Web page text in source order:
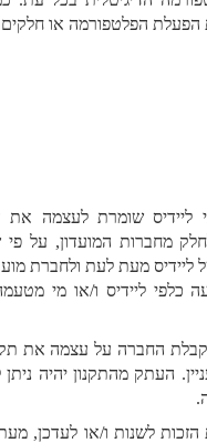
ליידיס רשאית להפסיק את הפעלת הפלטפורמה או חלקים ממנה
ידוע לחברות המועדון כי ליידיס שומרת לעצמה את הזכות
להעניק הטבות נוספות לחלק מחברות המועדון, על פי שיקול
דעתה הבלעדי והמוחלט של ליידיס מעת לעת ולחברת מועדון לא
תהא כל טענה ו/או תביעה כלפי ליידיס ו/או מי מטעמה בגין
לרבות נספחיו לכל דבר ועניין. העתק מהתקנון יהיה ניתן לקבל,
ליידיס שומרת לעצמה את הזכות לשנות ו/או לעדכן, מעת לעת